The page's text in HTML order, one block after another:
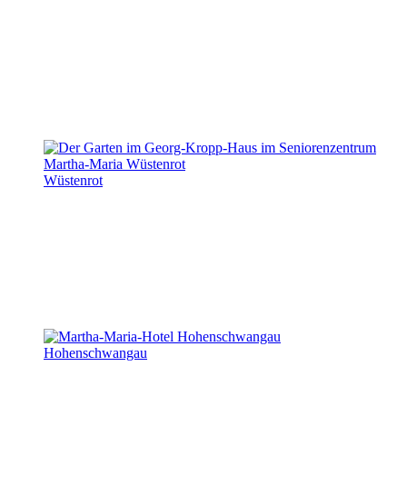
Wüstenrot
Hohenschwangau